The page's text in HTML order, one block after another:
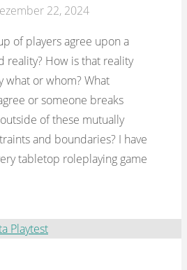
22, 2024
of players agree upon a
reality? How is that reality
what or whom? What
or someone breaks
of these mutually
and boundaries? I have
tabletop roleplaying game